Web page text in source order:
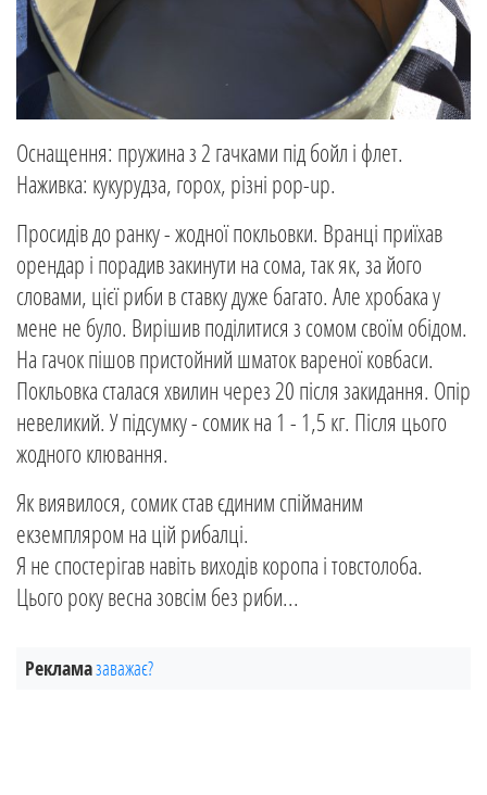
Оснащення: пружина з 2 гачками під бойл і флет.
Наживка: кукурудза, горох, різні pop-up.
Просидів до ранку - жодної покльовки. Вранці приїхав
орендар і порадив закинути на сома, так як, за його
словами, цієї риби в ставку дуже багато. Але хробака у
мене не було. Вирішив поділитися з сомом своїм обідом.
На гачок пішов пристойний шматок вареної ковбаси.
Покльовка сталася хвилин через 20 після закидання. Опір
невеликий. У підсумку - сомик на 1 - 1,5 кг. Після цього
жодного клювання.
Як виявилося, сомик став єдиним спійманим
екземпляром на цій рибалці.
Я не спостерігав навіть виходів коропа і товстолоба.
Цього року весна зовсім без риби...
Рекламазаважає?